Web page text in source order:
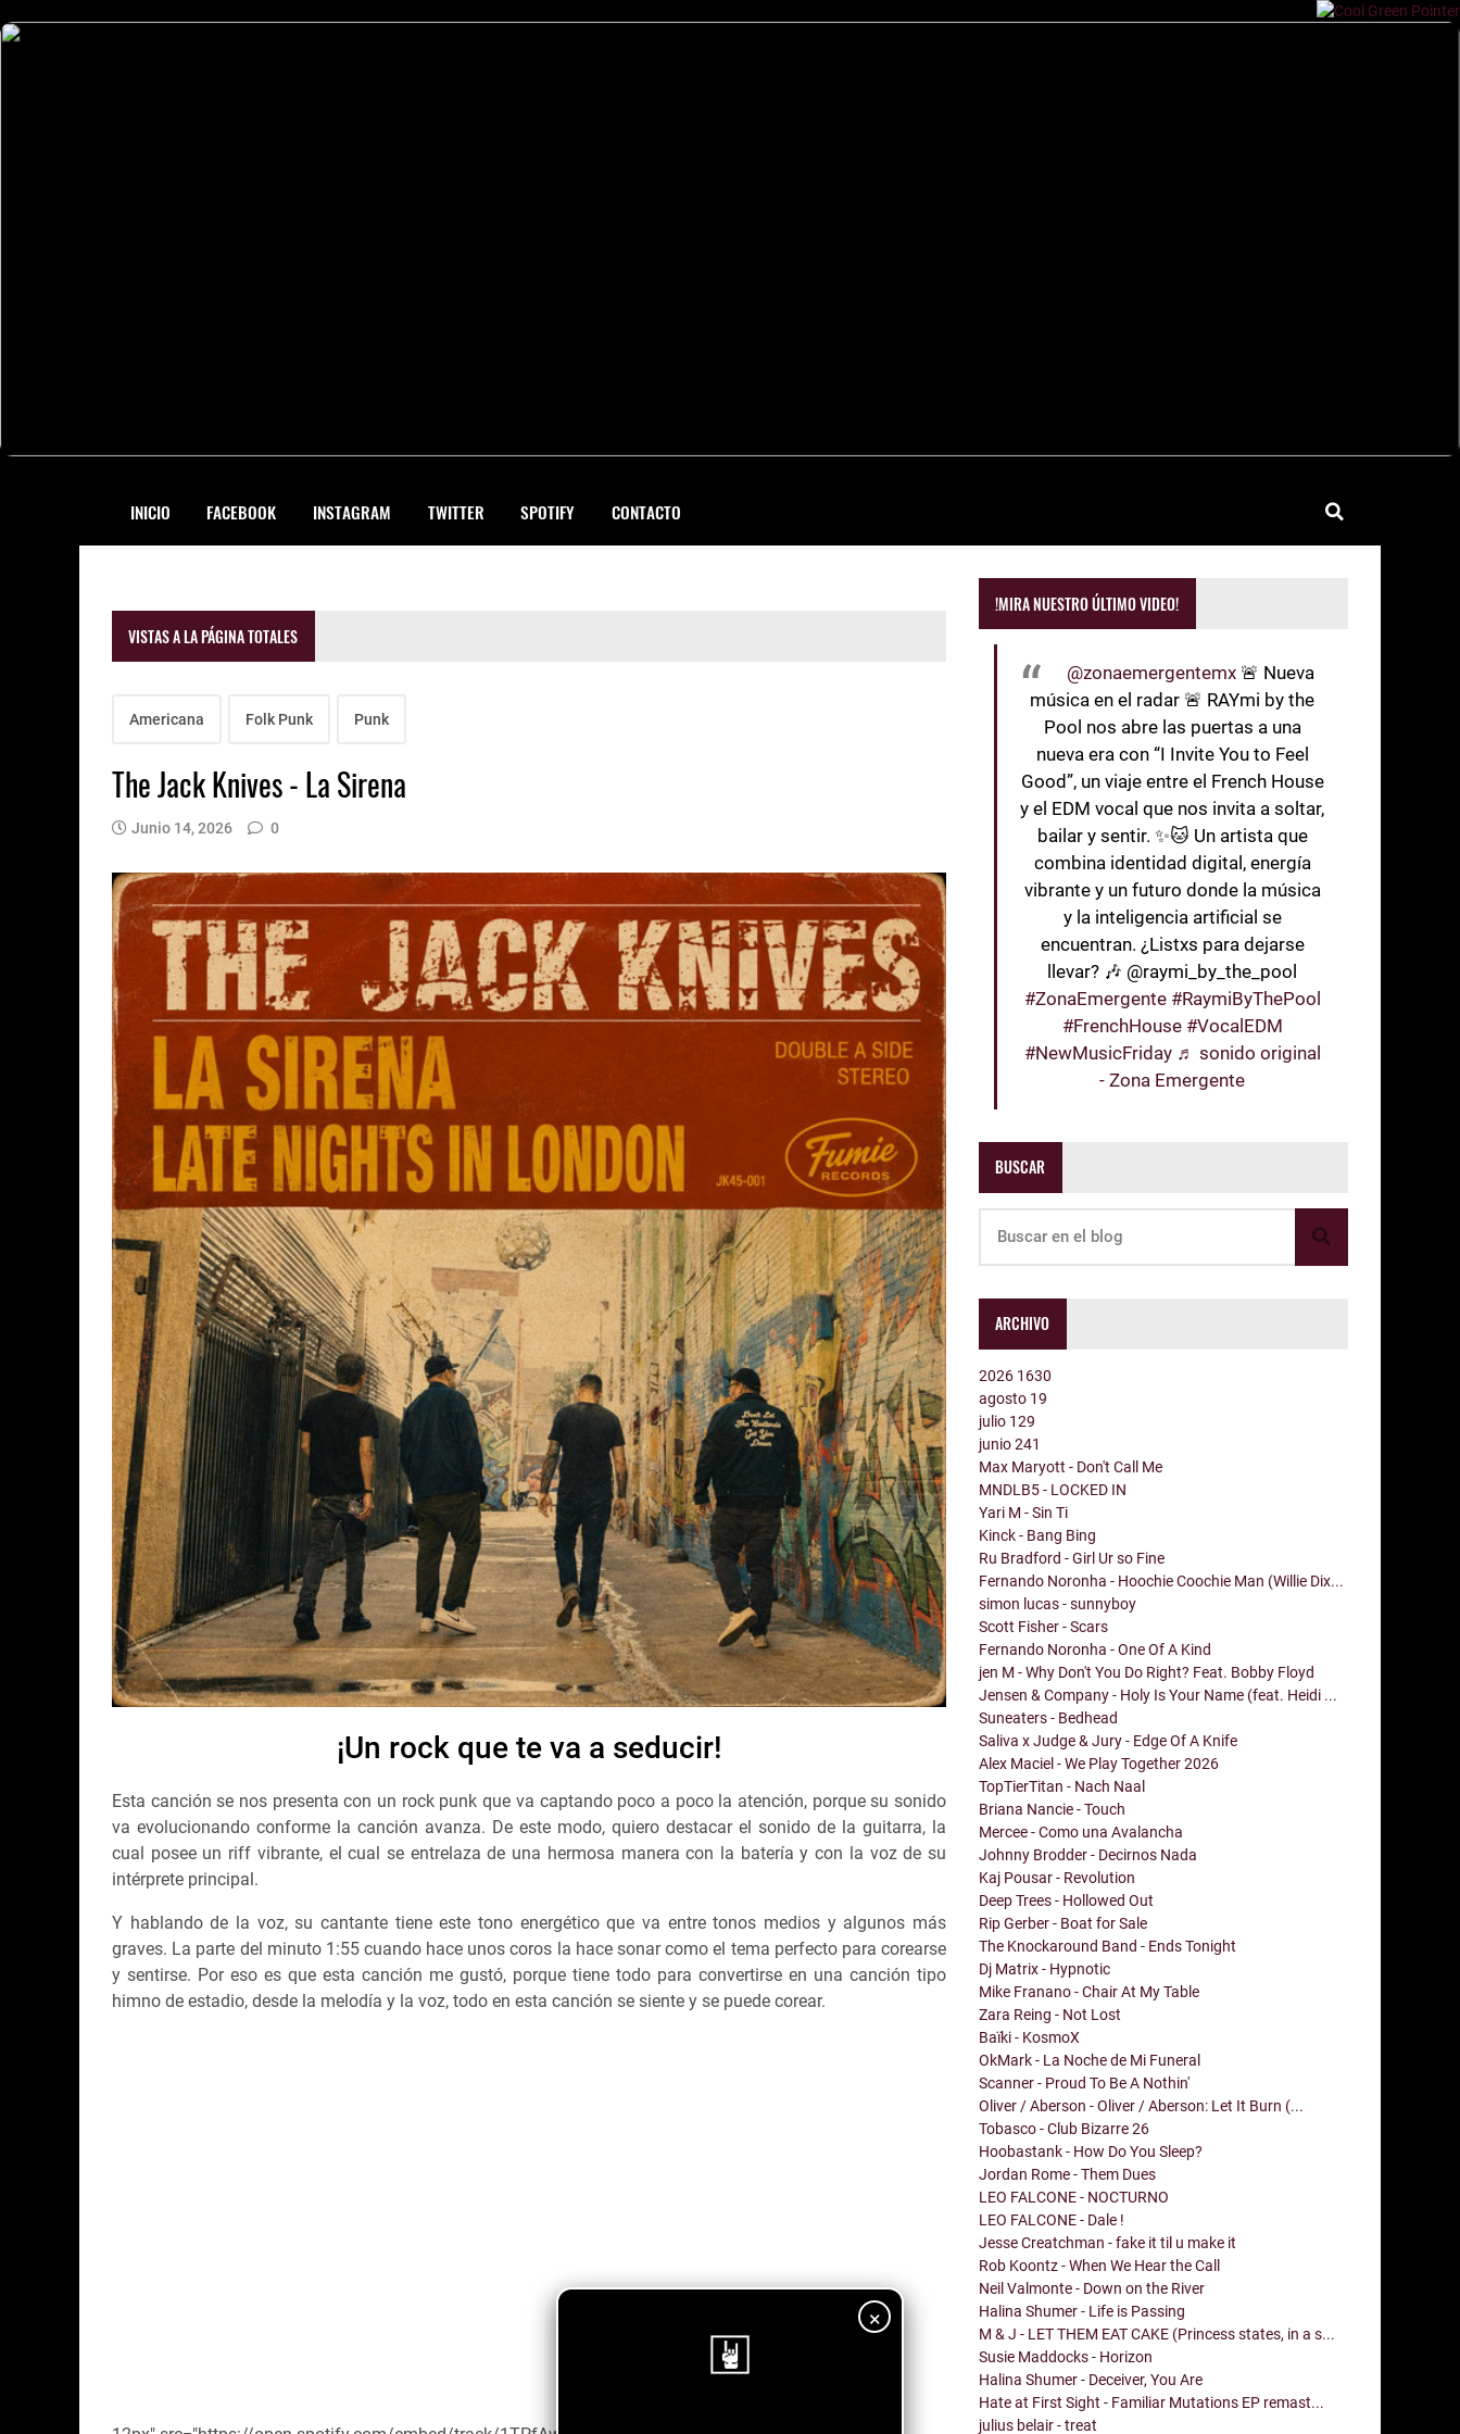
INICIO FACEBOOK INSTAGRAM TWITTER SPOTIFY CONTACTO
×
VISTAS A LA PÁGINA TOTALES
Americana Folk Punk Punk
The Jack Knives - La Sirena
Junio 14, 2026 0
¡Un rock que te va a seducir!
Esta canción se nos presenta con un rock punk que va captando poco a poco la atención, porque su sonido
va evolucionando conforme la canción avanza. De este modo, quiero destacar el sonido de la guitarra, la
cual posee un riff vibrante, el cual se entrelaza de una hermosa manera con la batería y con la voz de su
intérprete principal.
Y hablando de la voz, su cantante tiene este tono energético que va entre tonos medios y algunos más
graves. La parte del minuto 1:55 cuando hace unos coros la hace sonar como el tema perfecto para corearse
y sentirse. Por eso es que esta canción me gustó, porque tiene todo para convertirse en una canción tipo
himno de estadio, desde la melodía y la voz, todo en esta canción se siente y se puede corear.
!MIRA NUESTRO ÚLTIMO VIDEO!
@zonaemergentemx 🚨 Nueva
música en el radar 🚨 RAYmi by the
Pool nos abre las puertas a una
nueva era con “I Invite You to Feel
Good”, un viaje entre el French House
y el EDM vocal que nos invita a soltar,
bailar y sentir. ✨🐱 Un artista que
combina identidad digital, energía
vibrante y un futuro donde la música
y la inteligencia artificial se
encuentran. ¿Listxs para dejarse
llevar? 🎶 @raymi_by_the_pool
#ZonaEmergente #RaymiByThePool
#FrenchHouse #VocalEDM
#NewMusicFriday ♬ sonido original
- Zona Emergente
BUSCAR
ARCHIVO
2026 1630
agosto 19
julio 129
junio241
Max Maryott - Don't Call Me
MNDLB5 - LOCKED IN
Yari M - Sin Ti
Kinck - Bang Bing
Ru Bradford - Girl Ur so Fine
Fernando Noronha - Hoochie Coochie Man (Willie Dix...
simon lucas - sunnyboy
Scott Fisher - Scars
Fernando Noronha - One Of A Kind
jen M - Why Don't You Do Right? Feat. Bobby Floyd
Jensen & Company - Holy Is Your Name (feat. Heidi ...
Suneaters - Bedhead
Saliva x Judge & Jury - Edge Of A Knife
Alex Maciel - We Play Together 2026
TopTierTitan - Nach Naal
Briana Nancie - Touch
Mercee - Como una Avalancha
Johnny Brodder - Decirnos Nada
Kaj Pousar - Revolution
Deep Trees - Hollowed Out
Rip Gerber - Boat for Sale
The Knockaround Band - Ends Tonight
Dj Matrix - Hypnotic
Mike Franano - Chair At My Table
Zara Reing - Not Lost
Baïki - KosmoX
OkMark - La Noche de Mi Funeral
Scanner - Proud To Be A Nothin'
Oliver / Aberson - Oliver / Aberson: Let It Burn (...
Tobasco - Club Bizarre 26
Hoobastank - How Do You Sleep?
Jordan Rome - Them Dues
LEO FALCONE - NOCTURNO
LEO FALCONE - Dale !
Jesse Creatchman - fake it til u make it
Rob Koontz - When We Hear the Call
Neil Valmonte - Down on the River
Halina Shumer - Life is Passing
M & J - LET THEM EAT CAKE (Princess states, in a s...
Susie Maddocks - Horizon
Halina Shumer - Deceiver, You Are
Hate at First Sight - Familiar Mutations EP remast...
julius belair - treat